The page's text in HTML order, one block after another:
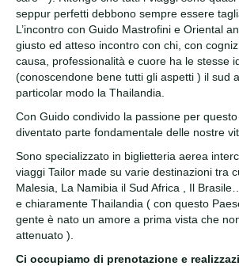
seppur perfetti debbono sempre essere
L’incontro con Guido Mastrofini e Oriental
giusto ed atteso incontro con chi, con
causa, professionalità e cuore ha le stesse
(conoscendone bene tutti gli aspetti ) il sud
particolar modo la Thailandia.
Con Guido condivido la passione per
diventato parte fondamentale delle nostre
Sono specializzato in biglietteria aerea
viaggi Tailor made su varie destinazioni tra
Malesia, La Namibia il Sud Africa , Il
e chiaramente Thailandia ( con questo
gente è nato un amore a prima vista che
attenuato ).
Ci occupiamo di prenotazione e